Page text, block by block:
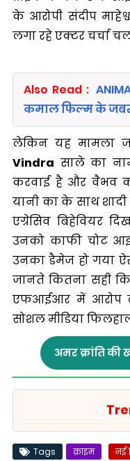
के आरोपी संदीप
लगा रहे एक्टर चर्चा
Also Read :
कमाल फिल्म के
लेकिन यह मामला
Vindra साले का
करवाई है और वैभव
यानी का के साथ
एग्रेसिव बिहेवियर
उनको काफी चोट
उनका डैमेज हो गया
जानते कितना सही
एफआईआर में आरोप
सोशल मीडिया
अमर क्रांति की
Tags क्राइम नई